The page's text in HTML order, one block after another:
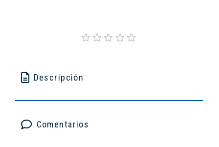
Descripción
Comentarios